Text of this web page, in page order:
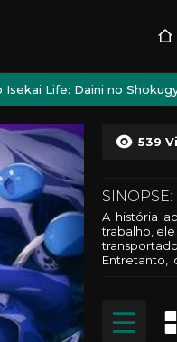
Isekai Life: Daini no
539
SINOPSE:
A história
trabalho,
Entretanto,